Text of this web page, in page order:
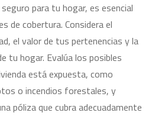
para tu hogar, es esencial
de cobertura. Considera el
el valor de tus pertenencias y la
tu hogar. Evalúa los posibles
está expuesta, como
o incendios forestales, y
póliza que cubra adecuadamente